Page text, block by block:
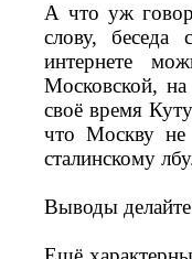
А что уж
слову, беседа
интернете
Московской,
своё время
что Москву не
сталинскому
Выводы